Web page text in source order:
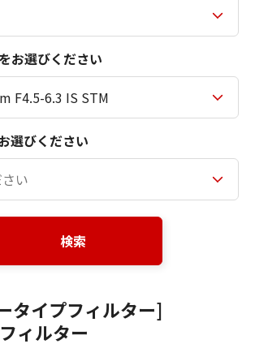
お選びください
選びください
検索
タイプフィルター]
ィルター